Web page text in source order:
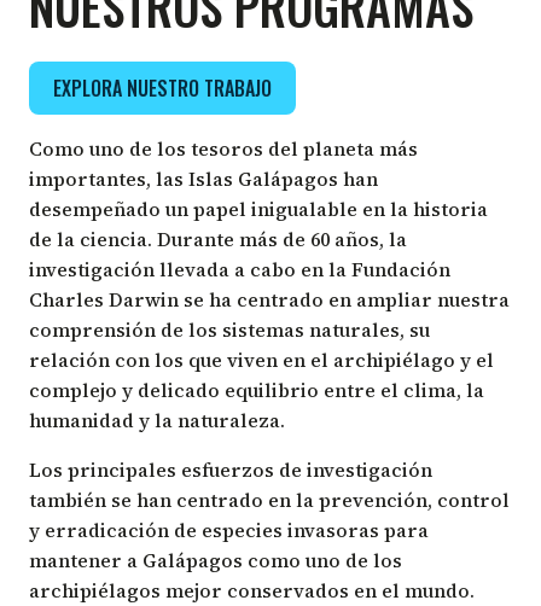
EXPLORA NUESTRO TRABAJO
Como uno de los tesoros del planeta más
importantes, las Islas Galápagos han
desempeñado un papel inigualable en la historia
de la ciencia. Durante más de 60 años, la
investigación llevada a cabo en la Fundación
Charles Darwin se ha centrado en ampliar nuestra
comprensión de los sistemas naturales, su
relación con los que viven en el archipiélago y el
complejo y delicado equilibrio entre el clima, la
humanidad y la naturaleza.
Los principales esfuerzos de investigación
también se han centrado en la prevención, control
y erradicación de especies invasoras para
mantener a Galápagos como uno de los
archipiélagos mejor conservados en el mundo.